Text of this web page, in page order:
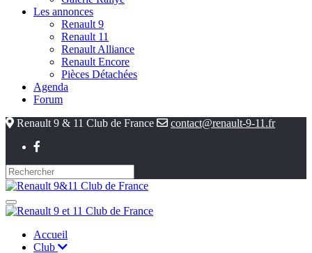
Les annonces
Renault 9
Renault 11
Renault Alliance
Renault Encore
Pièces Détachées
Agenda
Forum
Renault 9 & 11 Club de France
contact@renault-9-11.fr
Accueil
Club